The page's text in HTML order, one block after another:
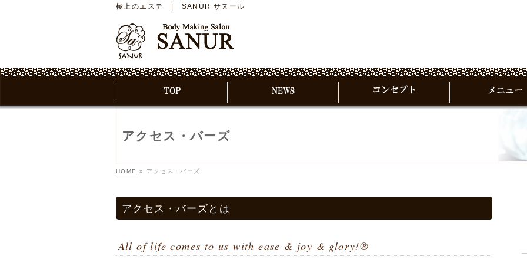
極上のエステ | SANUR サヌール
アクセス・バーズ
HOME » アクセス・バーズ
アクセス・バーズとは
All of life comes to us with ease & joy & glory!®